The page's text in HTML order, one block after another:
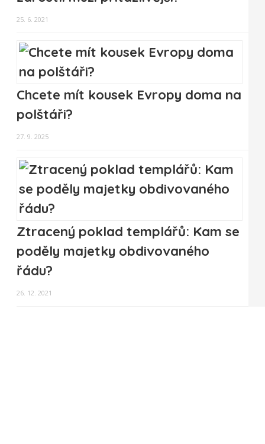
25. 6. 2021
Chcete mít kousek Evropy doma na
polštáři?
27. 9. 2025
Ztracený poklad templářů: Kam se
poděly majetky obdivovaného
řádu?
26. 12. 2021